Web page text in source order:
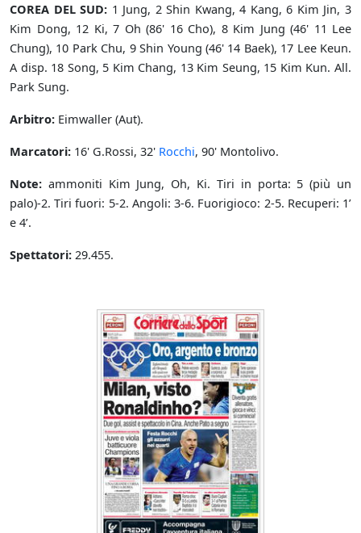
COREA DEL SUD: 1 Jung, 2 Shin Kwang, 4 Kang, 6 Kim Jin, 3
Kim Dong, 12 Ki, 7 Oh (86' 16 Cho), 8 Kim Jung (46' 11 Lee
Chung), 10 Park Chu, 9 Shin Young (46' 14 Baek), 17 Lee Keun.
A disp. 18 Song, 5 Kim Chang, 13 Kim Seung, 15 Kim Kun. All.
Park Sung.
Arbitro: Eimwaller (Aut).
Marcatori: 16' G.Rossi, 32' Rocchi, 90' Montolivo.
Note: ammoniti Kim Jung, Oh, Ki. Tiri in porta: 5 (più un
palo)-2. Tiri fuori: 5-2. Angoli: 3-6. Fuorigioco: 2-5. Recuperi: 1’
e 4’.
Spettatori: 29.455.